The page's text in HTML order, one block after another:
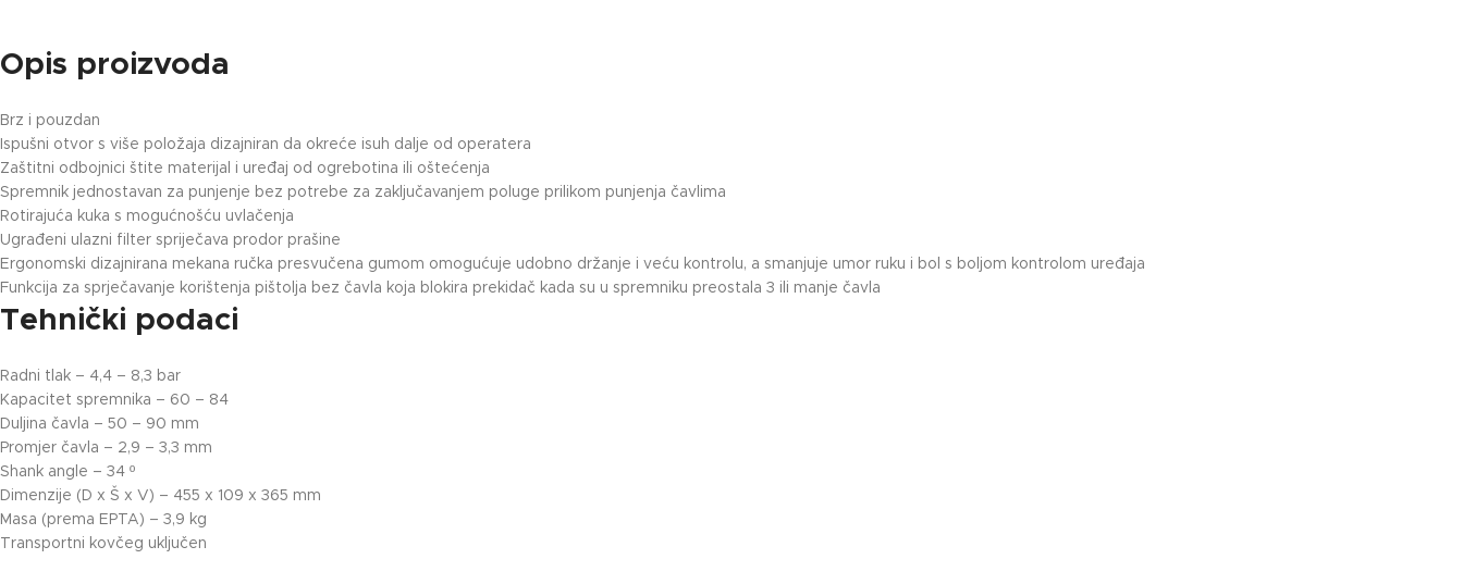
Opis proizvoda
Brz i pouzdan
Ispušni otvor s više položaja dizajniran da okreće isuh dalje od operatera
Zaštitni odbojnici štite materijal i uređaj od ogrebotina ili oštećenja
Spremnik jednostavan za punjenje bez potrebe za zaključavanjem poluge prilikom punjenja čavlima
Rotirajuća kuka s mogućnošću uvlačenja
Ugrađeni ulazni filter spriječava prodor prašine
Ergonomski dizajnirana mekana ručka presvučena gumom omogućuje udobno držanje i veću kontrolu, a smanjuje umor ruku i bol s boljom kontrolom uređaja
Funkcija za sprječavanje korištenja pištolja bez čavla koja blokira prekidač kada su u spremniku preostala 3 ili manje čavla
Tehnički podaci
Radni tlak – 4,4 – 8,3 bar
Kapacitet spremnika – 60 – 84
Duljina čavla – 50 – 90 mm
Promjer čavla – 2,9 – 3,3 mm
Shank angle – 34 º
Dimenzije (D x Š x V) – 455 x 109 x 365 mm
Masa (prema EPTA) – 3,9 kg
Transportni kovčeg uključen